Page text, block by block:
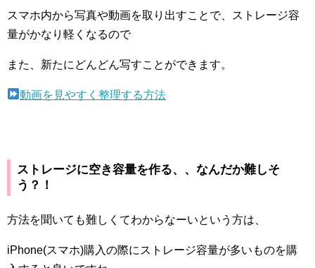
スマホ内から写真や動画を取り出すことで、ストレージ容
量がかなり軽くなるので
また、新たにどんどん写すことができます。
動画を見やすく整理する方法
ストレージに空き容量を作る、、なんだか難しそ
う？！
方法を聞いても難しくてわからなーいという方は、
iPhone(スマホ)購入の際にストレージ容量が多いものを購